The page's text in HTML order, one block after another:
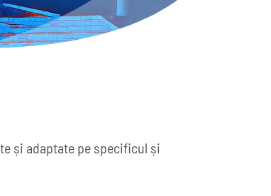
și adaptate pe specificul și